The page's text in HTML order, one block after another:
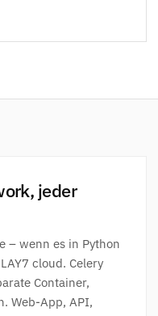
jeder
– wenn es in Python
cloud. Celery
Container,
Web-App, API,